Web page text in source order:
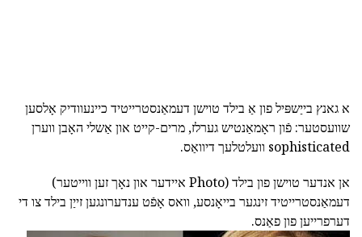
א גאנץ בייַשפּיל פון אַ בילד טוישן דעמאַנסטרייטיד כיינעוודיק אָלסען
שוועסטער: פֿון ראָמאַנטיש גערלז, מרים-קייט און אַשלי האָבן ווערן
sophisticated וועלטלעך דיוואַס.
אן אנדער טוישן פון בילד (Photo איידער און נאָך זען ווייטער)
דעמאַנסטרייטיד זינגער בייאָנסע, וואס אָפֿט ענדערונגען זייַן בילד צו די
דערפרייען פון פאַנס.